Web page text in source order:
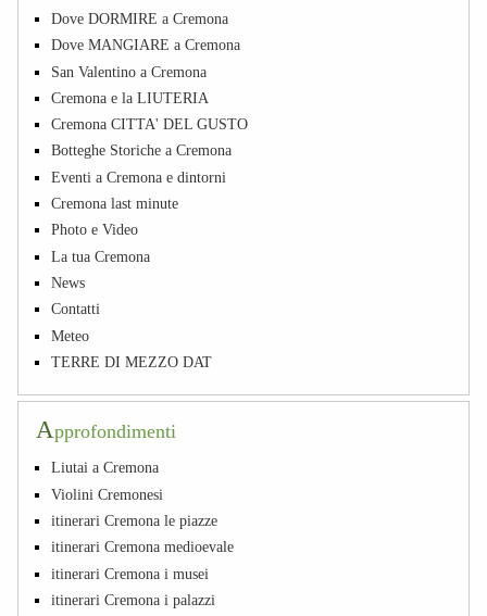
Dove DORMIRE a Cremona
Dove MANGIARE a Cremona
San Valentino a Cremona
Cremona e la LIUTERIA
Cremona CITTA' DEL GUSTO
Botteghe Storiche a Cremona
Eventi a Cremona e dintorni
Cremona last minute
Photo e Video
La tua Cremona
News
Contatti
Meteo
TERRE DI MEZZO DAT
Approfondimenti
Liutai a Cremona
Violini Cremonesi
itinerari Cremona le piazze
itinerari Cremona medioevale
itinerari Cremona i musei
itinerari Cremona i palazzi